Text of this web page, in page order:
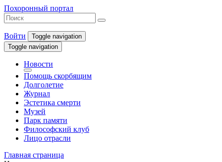
Похоронный портал
Войти
Toggle navigation
Toggle navigation
Новости
Помощь скорбящим
Долголетие
Журнал
Эстетика смерти
Музей
Парк памяти
Философский клуб
Лицо отрасли
Главная страница